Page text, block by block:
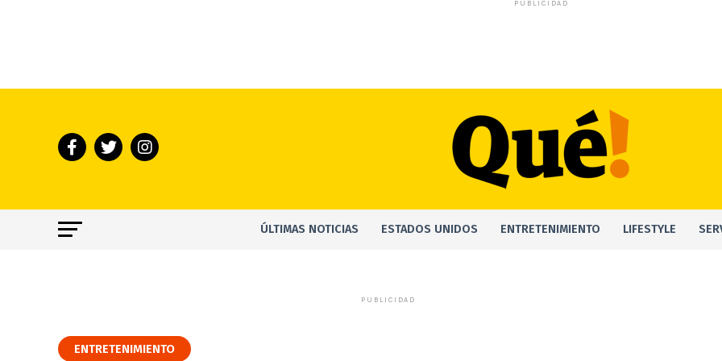
PUBLICIDAD
ÚLTIMAS NOTICIAS ESTADOS UNIDOS ENTRETENIMIENTO LIFESTYLE
PUBLICIDAD
ENTRETENIMIENTO